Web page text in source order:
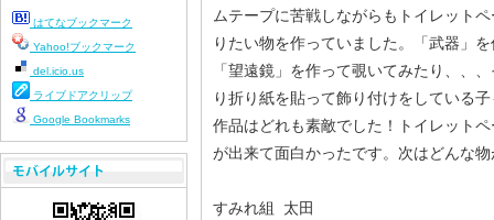
ムテープに苦戦しながらもトイレット
りたい物を作っていました。「武器」
「望遠鏡」を作って覗いてみたり、、
り折り紙を貼って飾り付けをしている
作品はどれも素敵でした！トイレット
が出来て面白かったです。次はどんな
すみれ組 太田
はてなブックマーク
Yahoo!ブックマーク
del.icio.us
ライブドアクリップ
Google Bookmarks